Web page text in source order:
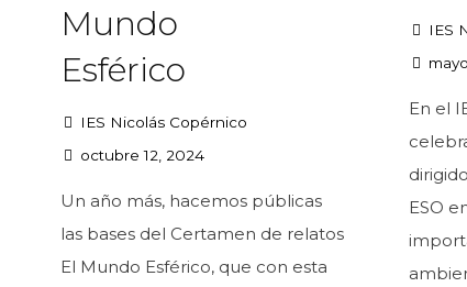
Mundo
Esférico
IES Nicolás Copérnico
octubre 12, 2024
Un año más, hacemos públicas
las bases del Certamen de relatos
El Mundo Esférico, que con esta
IES
En el
ESO